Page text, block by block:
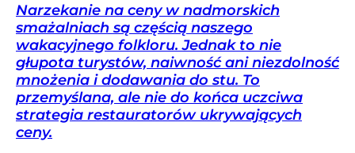
Narzekanie na ceny w nadmorskich
smażalniach są częścią naszego
wakacyjnego folkloru. Jednak to nie
głupota turystów, naiwność ani niezdolność
mnożenia i dodawania do stu. To
przemyślana, ale nie do końca uczciwa
strategia restauratorów ukrywających
ceny.